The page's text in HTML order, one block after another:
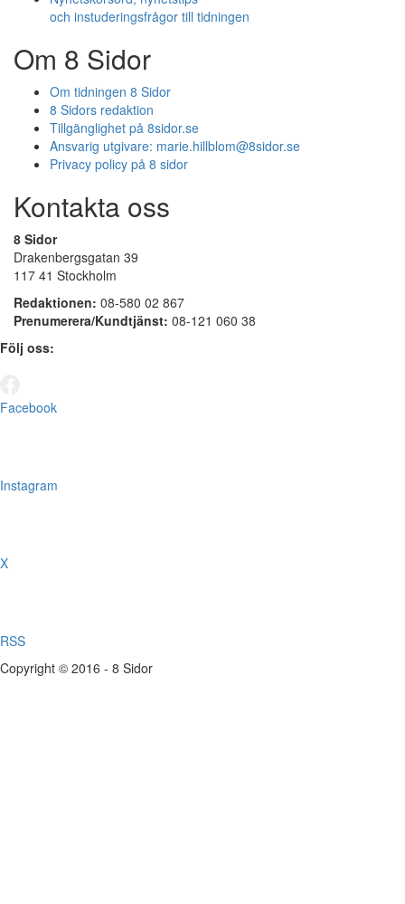
och instuderingsfrågor till tidningen
Om 8 Sidor
Om tidningen 8 Sidor
8 Sidors redaktion
Tillgänglighet på 8sidor.se
Ansvarig utgivare: marie.hillblom@8sidor.se
Privacy policy på 8 sidor
Kontakta oss
8 Sidor
Drakenbergsgatan 39
117 41 Stockholm
Redaktionen: 08-580 02 867
Prenumerera/Kundtjänst: 08-121 060 38
Följ oss:
Facebook
Instagram
X
RSS
Copyright © 2016 - 8 Sidor